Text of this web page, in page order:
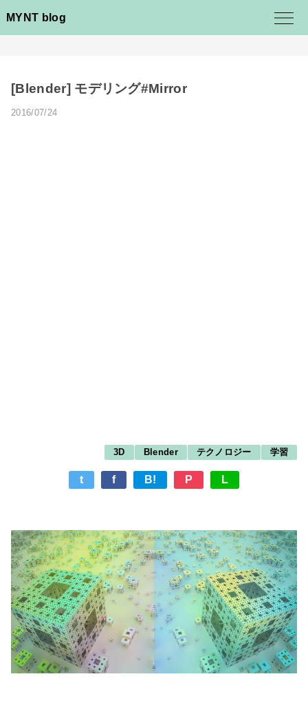
MYNT blog
[Blender] モデリング#Mirror
2016/07/24
3D Blender テクノロジー 学習
t f B! P L